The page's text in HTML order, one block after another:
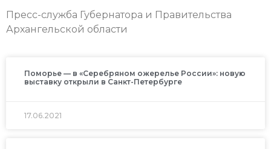
Пресс-служба Губернатора и Правительства
Архангельской области
Поморье — в «Серебряном ожерелье России»: новую
выставку открыли в Санкт-Петербурге
17.06.2021